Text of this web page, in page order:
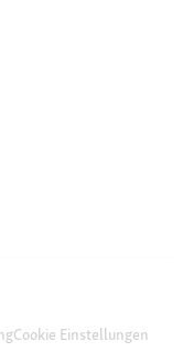
Cookie Einstellungen